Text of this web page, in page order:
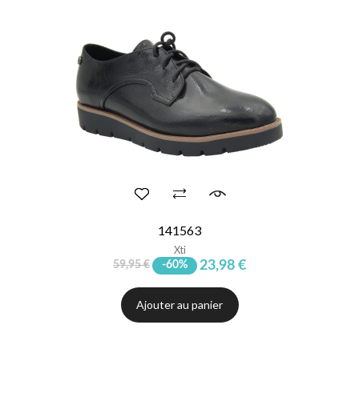
141563
Xti
59,95 € -60% 23,98 €
Ajouter au panier